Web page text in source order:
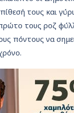
τους και
τους ροζ
πόντους να